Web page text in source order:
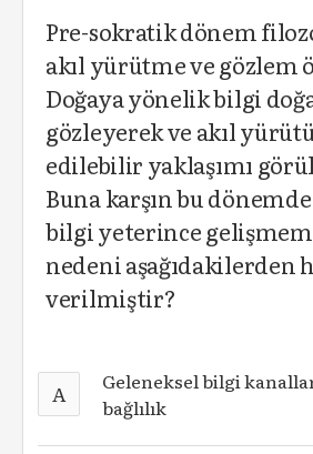
Pre-sokratik dönem
akıl yürütme ve gözlem
Doğaya yönelik bilgi
gözleyerek ve akıl
edilebilir yaklaşımı
Buna karşın bu
bilgi yeterince
nedeni aşağıdakilerden
verilmiştir?
A
Geleneksel bilgi
bağlılık